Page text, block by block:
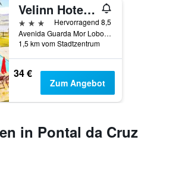
Velinn Hotel Guarda Mor
3 Sterne
Hervorragend 8,5
Avenida Guarda Mor Lobo Viana, 1268, Sao Sebastiao, Brasilien
1,5 km vom Stadtzentrum
34 €
Zum Angebot
in Pontal da Cruz